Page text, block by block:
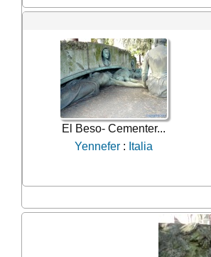
El Beso- Cementer...
Yennefer: Italia